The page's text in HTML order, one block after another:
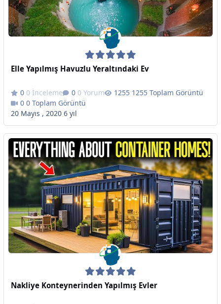
Elle Yapılmış Havuzlu Yeraltındaki Ev
0 İnceleme 0 Yorum
1255 Toplam Görüntü
0 Toplam Görüntü
20 Mayıs , 2020 6 yıl
Nakliye Konteynerinden Yapılmış Evler